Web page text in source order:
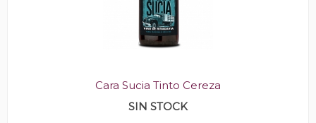
Cara Sucia Tinto Cereza
SIN STOCK